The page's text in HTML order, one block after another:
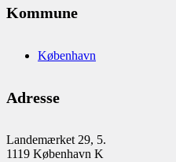
Kommune
København
Adresse
Landemærket 29, 5.
1119 København K